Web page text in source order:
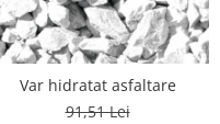
Var hidratat asfaltare
91,51 Lei